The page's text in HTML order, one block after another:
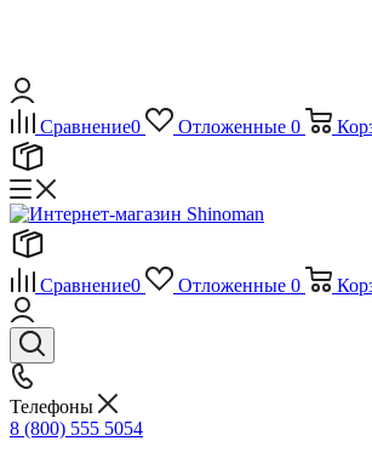
Сравнение0 Отложенные 0
Сравнение0 Отложенные 0
Телефоны
8 (800) 555 5054